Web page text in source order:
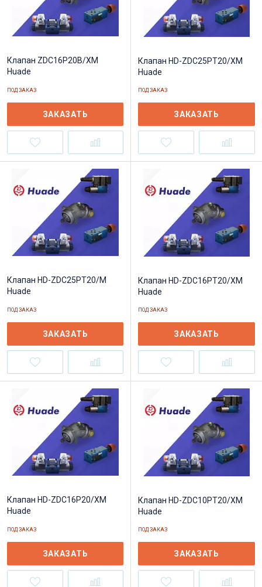
Клапан ZDC16P20B/XM
Huade
ПОД ЗАКАЗ
ЗАКАЗАТЬ
Клапан HD-ZDC25PT20/XM
Huade
ПОД ЗАКАЗ
ЗАКАЗАТЬ
Клапан HD-ZDC25PT20/M
Huade
ПОД ЗАКАЗ
ЗАКАЗАТЬ
Клапан HD-ZDC16PT20/XM
Huade
ПОД ЗАКАЗ
ЗАКАЗАТЬ
Клапан HD-ZDC16P20/XM
Huade
ПОД ЗАКАЗ
ЗАКАЗАТЬ
Клапан HD-ZDC10PT20/XM
Huade
ПОД ЗАКАЗ
ЗАКАЗАТЬ